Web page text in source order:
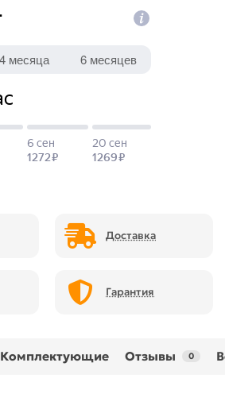
Доставка
Гарантия
Комплектующие Отзывы 0